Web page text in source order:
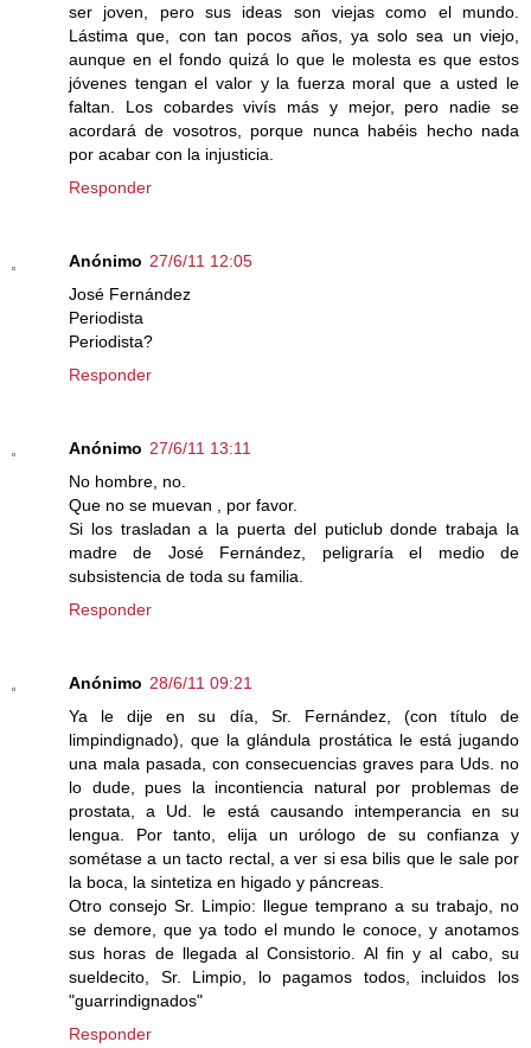
ser joven, pero sus ideas son viejas como el mundo.
Lástima que, con tan pocos años, ya solo sea un viejo,
aunque en el fondo quizá lo que le molesta es que estos
jóvenes tengan el valor y la fuerza moral que a usted le
faltan. Los cobardes vivís más y mejor, pero nadie se
acordará de vosotros, porque nunca habéis hecho nada
por acabar con la injusticia.
Responder
Anónimo 27/6/11 12:05
José Fernández
Periodista
Periodista?
Responder
Anónimo 27/6/11 13:11
No hombre, no.
Que no se muevan , por favor.
Si los trasladan a la puerta del puticlub donde trabaja la
madre de José Fernández, peligraría el medio de
subsistencia de toda su familia.
Responder
Anónimo 28/6/11 09:21
Ya le dije en su día, Sr. Fernández, (con título de
limpindignado), que la glándula prostática le está jugando
una mala pasada, con consecuencias graves para Uds. no
lo dude, pues la incontiencia natural por problemas de
prostata, a Ud. le está causando intemperancia en su
lengua. Por tanto, elija un urólogo de su confianza y
sométase a un tacto rectal, a ver si esa bilis que le sale por
la boca, la sintetiza en higado y páncreas.
Otro consejo Sr. Limpio: llegue temprano a su trabajo, no
se demore, que ya todo el mundo le conoce, y anotamos
sus horas de llegada al Consistorio. Al fin y al cabo, su
sueldecito, Sr. Limpio, lo pagamos todos, incluidos los
"guarrindignados"
Responder